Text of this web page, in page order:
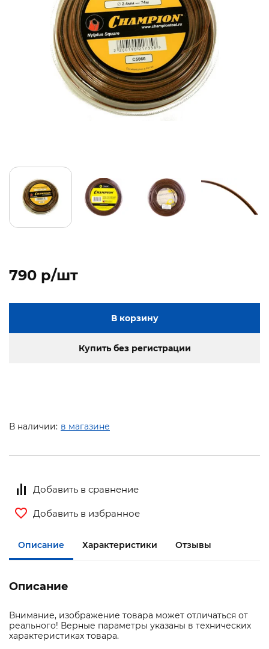
790 p/шт
В корзину
Купить без регистрации
В наличии: в магазине
Добавить в сравнение
Добавить в избранное
Описание Характеристики Отзывы
Описание
Внимание, изображение товара может отличаться от
реального! Верные параметры указаны в технических
характеристиках товара.